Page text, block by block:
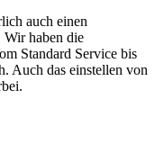
auch einen
Wir haben die
Standard Service bis
Auch das einstellen von